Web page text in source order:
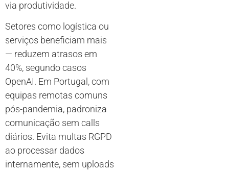
via produtividade.
Setores como logística ou
serviços beneficiam mais
— reduzem atrasos em
40%, segundo casos
OpenAI. Em Portugal, com
equipas remotas comuns
pós-pandemia, padroniza
comunicação sem calls
diários. Evita multas RGPD
ao processar dados
internamente, sem uploads